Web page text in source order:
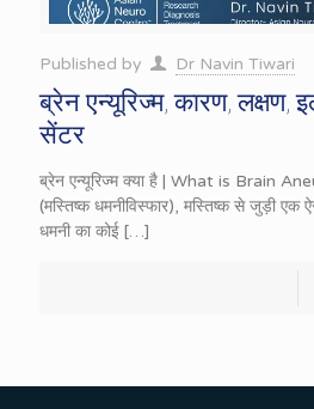
Published by Dr Navin Tiwari
ब्रेन एन्यूरिज्म, कारण, लक्षण,
सेंटर
ब्रेन एन्यूरिज्म क्या है | What is Brain
(मस्तिष्क धमनीविस्फार), मस्तिष्क से जुड़ी एक
धमनी का कोई […]